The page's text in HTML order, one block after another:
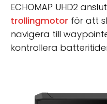
ECHOMAP UHD2
trollingmotor för att
navigera till
kontrollera